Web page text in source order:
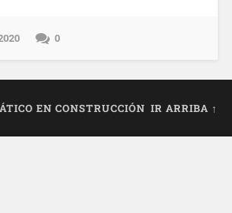
0
EN CONSTRUCCIÓN IR ARRIBA ↑